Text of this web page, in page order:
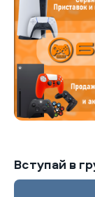
Вступай в